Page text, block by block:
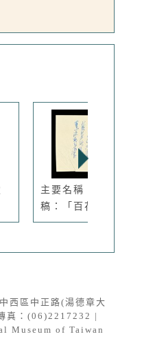
主要名稱：無題名詩
稿：「百花...
西區中正路(湯德章大
真：(06)2217232 |
Museum of Taiwan